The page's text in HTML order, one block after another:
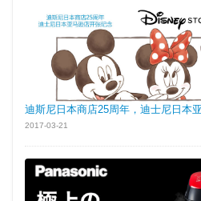
迪斯尼日本商店25周年，迪士尼日本
2017-03-21